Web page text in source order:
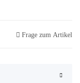
Frage zum Artikel